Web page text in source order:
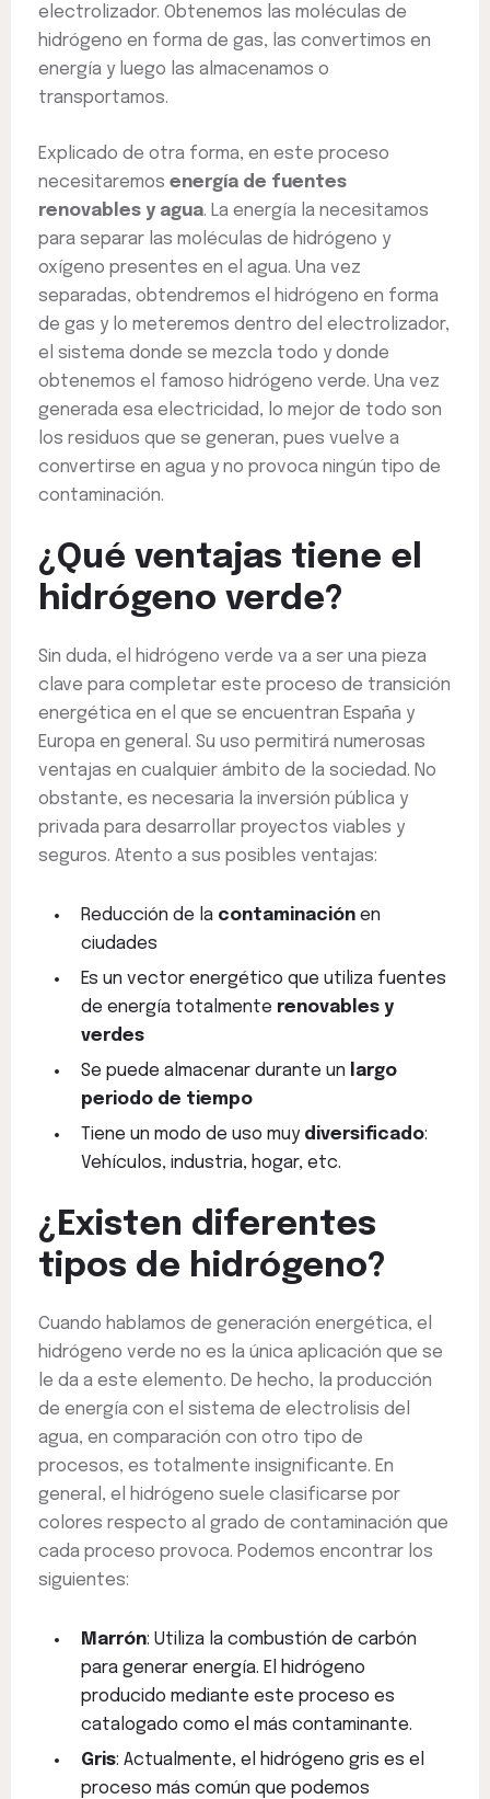
electrolizador. Obtenemos las moléculas de
hidrógeno en forma de gas, las convertimos en
energía y luego las almacenamos o
transportamos.
Explicado de otra forma, en este proceso
necesitaremos energía de fuentes
renovables y agua. La energía la necesitamos
para separar las moléculas de hidrógeno y
oxígeno presentes en el agua. Una vez
separadas, obtendremos el hidrógeno en forma
de gas y lo meteremos dentro del electrolizador,
el sistema donde se mezcla todo y donde
obtenemos el famoso hidrógeno verde. Una vez
generada esa electricidad, lo mejor de todo son
los residuos que se generan, pues vuelve a
convertirse en agua y no provoca ningún tipo de
contaminación.
¿Qué ventajas tiene el
hidrógeno verde?
Sin duda, el hidrógeno verde va a ser una pieza
clave para completar este proceso de transición
energética en el que se encuentran España y
Europa en general. Su uso permitirá numerosas
ventajas en cualquier ámbito de la sociedad. No
obstante, es necesaria la inversión pública y
privada para desarrollar proyectos viables y
seguros. Atento a sus posibles ventajas:
Reducción de la contaminación en
ciudades
Es un vector energético que utiliza fuentes
de energía totalmente renovables y
verdes
Se puede almacenar durante un
largo
periodo de tiempo
Tiene un modo de uso muydiversificado:
Vehículos, industria, hogar, etc.
¿Existen diferentes
tipos de hidrógeno?
Cuando hablamos de generación energética, el
hidrógeno verde no es la única aplicación que se
le da a este elemento. De hecho, la producción
de energía con el sistema de electrolisis del
agua, en comparación con otro tipo de
procesos, es totalmente insignificante. En
general, el hidrógeno suele clasificarse por
colores respecto al grado de contaminación que
cada proceso provoca. Podemos encontrar los
siguientes:
Marrón: Utiliza la combustión de carbón
para generar energía. El hidrógeno
producido mediante este proceso es
catalogado como el más contaminante.
Gris: Actualmente, el hidrógeno gris es el
proceso más común que podemos